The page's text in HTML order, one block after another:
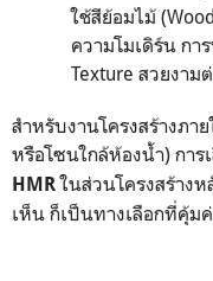
ใช้สีย้อมไม้
ความโมเดิร์น ก
Texture สวยงาม
สำหรับงานโครงสร้างภา
หรือโซนใกล้ห้องน้ำ) การ
HMRในส่วนโครงสร้าง
เห็น ก็เป็นทางเลือกที่คุ้ม